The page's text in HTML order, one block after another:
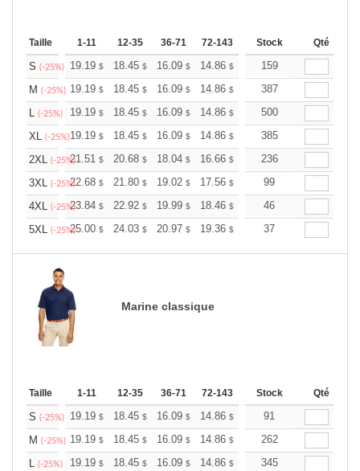
Taille 1-11 12-35 36-71 72-143 144-287 288 +
Stock Qté
S (-25%) 19.19 $ 18.45 $ 16.09 $ 14.86 $ 14.11$
159
M (-25%) 19.19 $ 18.45 $ 16.09 $ 14.86 $ 14.11$
387
L (-25%) 19.19 $ 18.45 $ 16.09 $ 14.86 $ 14.11$
500
XL (-25%)19.19 $ 18.45 $ 16.09 $ 14.86 $ 14.11$
385
2XL (-25%)21.51 $ 20.68 $ 18.04 $ 16.66 $ 15.82$
236
3XL (-25%)22.68 $ 21.80 $ 19.02 $ 17.56 $ 16.68$
99
4XL (-25%)23.84 $ 22.92 $ 19.99 $ 18.46 $ 17.53$
46
5XL (-25%)25.00 $ 24.03 $ 20.97 $ 19.36 $ 18.39$
37
Marine classique
Taille 1-11 12-35 36-71 72-143 144-287 288 +
Stock Qté
S (-25%) 19.19 $ 18.45 $ 16.09 $ 14.86 $ 14.11$
91
M (-25%) 19.19 $ 18.45 $ 16.09 $ 14.86 $ 14.11$
262
L (-25%) 19.19 $ 18.45 $ 16.09 $ 14.86 $ 14.11$
345